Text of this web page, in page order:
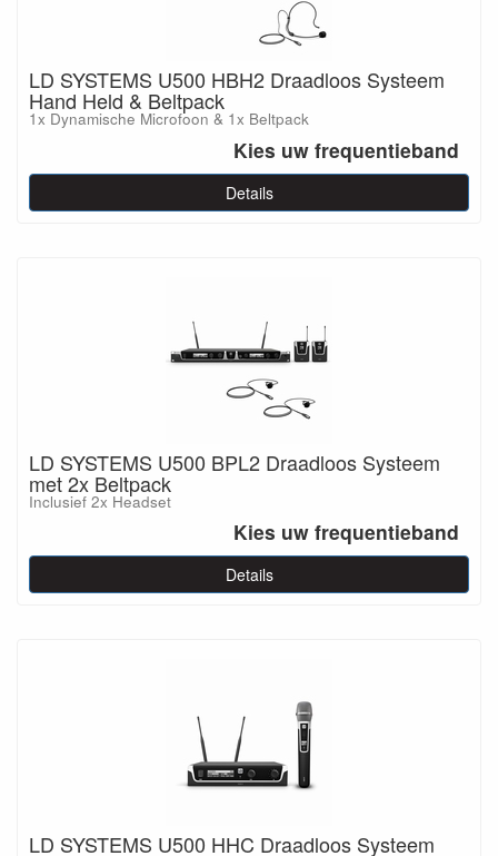
LD SYSTEMS U500 HBH2 Draadloos Systeem
Hand Held & Beltpack
1x Dynamische Microfoon & 1x Beltpack
Kies uw frequentieband
Details
LD SYSTEMS U500 BPL2 Draadloos Systeem
met 2x Beltpack
Inclusief 2x Headset
Kies uw frequentieband
Details
LD SYSTEMS U500 HHC Draadloos Systeem